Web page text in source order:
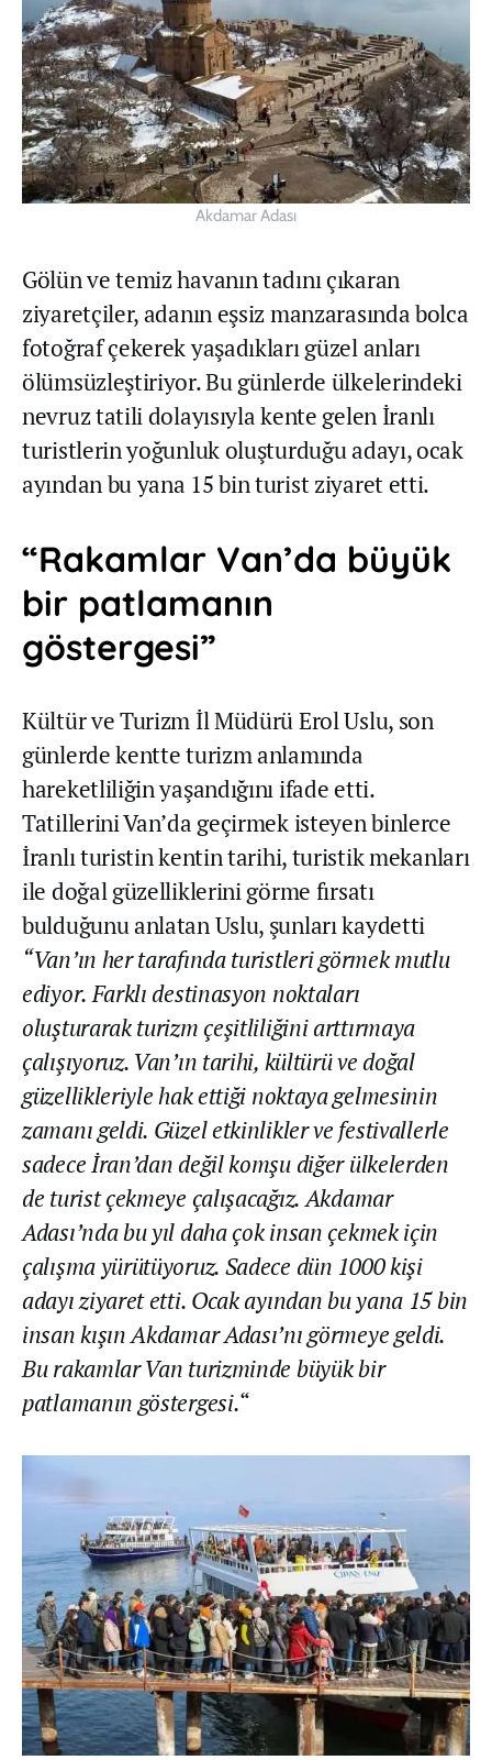
Akdamar Adası
Gölün ve temiz havanın tadını çıkaran
ziyaretçiler, adanın eşsiz manzarasında bolca
fotoğraf çekerek yaşadıkları güzel anları
ölümsüzleştiriyor. Bu günlerde ülkelerindeki
nevruz tatili dolayısıyla kente gelen İranlı
turistlerin yoğunluk oluşturduğu adayı, ocak
ayından bu yana 15 bin turist ziyaret etti.
“Rakamlar Van’da büyük
bir patlamanın
göstergesi”
Kültür ve Turizm İl Müdürü Erol Uslu, son
günlerde kentte turizm anlamında
hareketliliğin yaşandığını ifade etti.
Tatillerini Van’da geçirmek isteyen binlerce
İranlı turistin kentin tarihi, turistik mekanları
ile doğal güzelliklerini görme fırsatı
bulduğunu anlatan Uslu, şunları kaydetti
“Van’ın her tarafında turistleri görmek mutlu
ediyor. Farklı destinasyon noktaları
oluşturarak turizm çeşitliliğini arttırmaya
çalışıyoruz. Van’ın tarihi, kültürü ve doğal
güzellikleriyle hak ettiği noktaya gelmesinin
zamanı geldi. Güzel etkinlikler ve festivallerle
sadece İran’dan değil komşu diğer ülkelerden
de turist çekmeye çalışacağız. Akdamar
Adası’nda bu yıl daha çok insan çekmek için
çalışma yürütüyoruz. Sadece dün 1000 kişi
adayı ziyaret etti. Ocak ayından bu yana 15 bin
insan kışın Akdamar Adası’nı görmeye geldi.
Bu rakamlar Van turizminde büyük bir
patlamanın göstergesi.“